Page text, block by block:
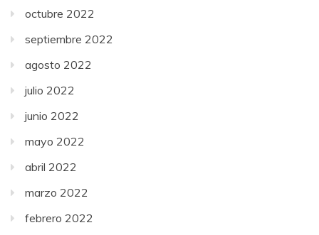
octubre 2022
septiembre 2022
agosto 2022
julio 2022
junio 2022
mayo 2022
abril 2022
marzo 2022
febrero 2022